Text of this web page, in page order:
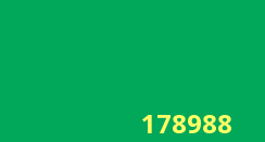
178988